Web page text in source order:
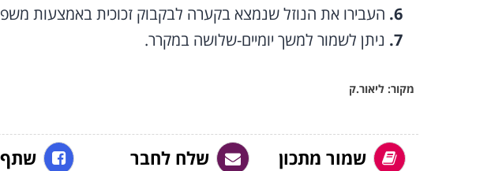
העבירו את הנוזל שנמצא בקערה לבקבוק זכוכית באמצעות
ניתן לשמור למשך יומיים-שלושה במקרר.
מקור: ליאור.ק
שמור מתכון שלח לחבר שתף